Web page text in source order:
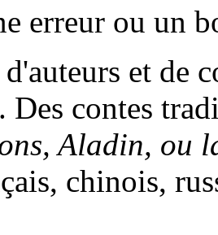
erreur ou un
d'auteurs et de
Des contes
Aladin, ou
chinois,